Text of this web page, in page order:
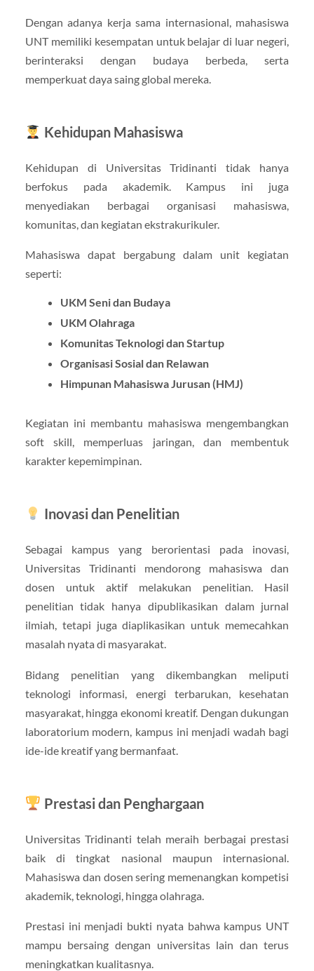
Dengan adanya kerja sama internasional, mahasiswa
UNT memiliki kesempatan untuk belajar di luar negeri,
berinteraksi dengan budaya berbeda, serta
memperkuat daya saing global mereka.
Kehidupan Mahasiswa
Kehidupan di Universitas Tridinanti tidak hanya
berfokus pada akademik. Kampus ini juga
menyediakan berbagai organisasi mahasiswa,
komunitas, dan kegiatan ekstrakurikuler.
Mahasiswa dapat bergabung dalam unit kegiatan
seperti:
UKM Seni dan Budaya
UKM Olahraga
Komunitas Teknologi dan Startup
Organisasi Sosial dan Relawan
Himpunan Mahasiswa Jurusan (HMJ)
Kegiatan ini membantu mahasiswa mengembangkan
soft skill, memperluas jaringan, dan membentuk
karakter kepemimpinan.
Inovasi dan Penelitian
Sebagai kampus yang berorientasi pada inovasi,
Universitas Tridinanti mendorong mahasiswa dan
dosen untuk aktif melakukan penelitian. Hasil
penelitian tidak hanya dipublikasikan dalam jurnal
ilmiah, tetapi juga diaplikasikan untuk memecahkan
masalah nyata di masyarakat.
Bidang penelitian yang dikembangkan meliputi
teknologi informasi, energi terbarukan, kesehatan
masyarakat, hingga ekonomi kreatif. Dengan dukungan
laboratorium modern, kampus ini menjadi wadah bagi
ide-ide kreatif yang bermanfaat.
Prestasi dan Penghargaan
Universitas Tridinanti telah meraih berbagai prestasi
baik di tingkat nasional maupun internasional.
Mahasiswa dan dosen sering memenangkan kompetisi
akademik, teknologi, hingga olahraga.
Prestasi ini menjadi bukti nyata bahwa kampus UNT
mampu bersaing dengan universitas lain dan terus
meningkatkan kualitasnya.